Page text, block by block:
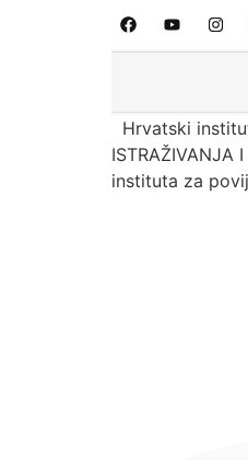
Hrvatski
instituta za